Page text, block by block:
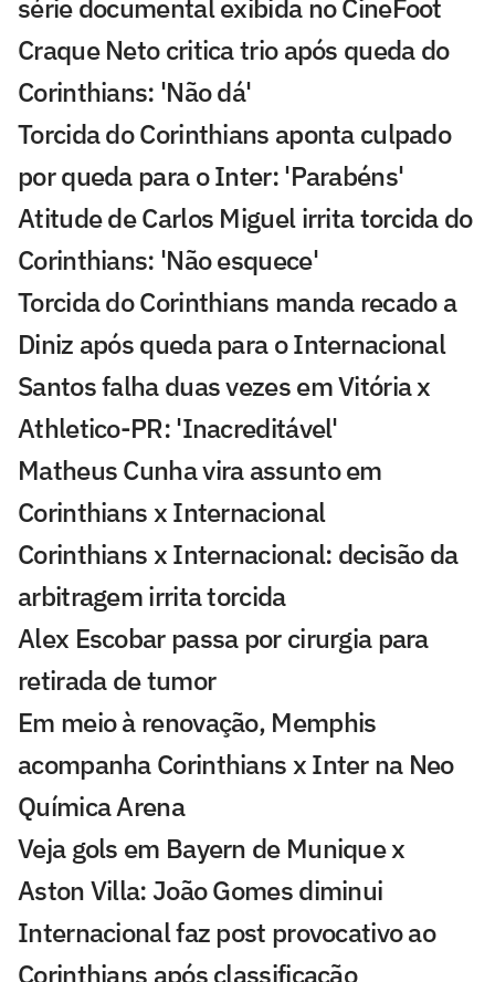
série documental exibida no CineFoot
Craque Neto critica trio após queda do
Corinthians: 'Não dá'
Torcida do Corinthians aponta culpado
por queda para o Inter: 'Parabéns'
Atitude de Carlos Miguel irrita torcida do
Corinthians: 'Não esquece'
Torcida do Corinthians manda recado a
Diniz após queda para o Internacional
Santos falha duas vezes em Vitória x
Athletico-PR: 'Inacreditável'
Matheus Cunha vira assunto em
Corinthians x Internacional
Corinthians x Internacional: decisão da
arbitragem irrita torcida
Alex Escobar passa por cirurgia para
retirada de tumor
Em meio à renovação, Memphis
acompanha Corinthians x Inter na Neo
Química Arena
Veja gols em Bayern de Munique x
Aston Villa: João Gomes diminui
Internacional faz post provocativo ao
Corinthians após classificação